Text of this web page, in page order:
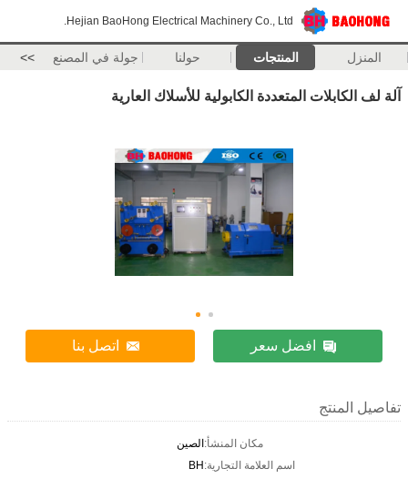
Hejian BaoHong Electrical Machinery Co., Ltd.
المنزل المنتجات حولنا جولة في المصنع >>
آلة لف الكابلات المتعددة الكابولية للأسلاك العارية
افضل سعر اتصل بنا
تفاصيل المنتج
مكان المنشأ:الصين
اسم العلامة التجارية:BH